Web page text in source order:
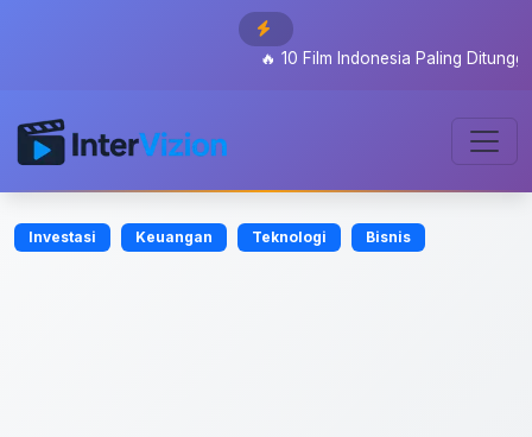
10 Film Indonesia Paling Ditunggu
Investasi Keuangan Teknologi Bisnis